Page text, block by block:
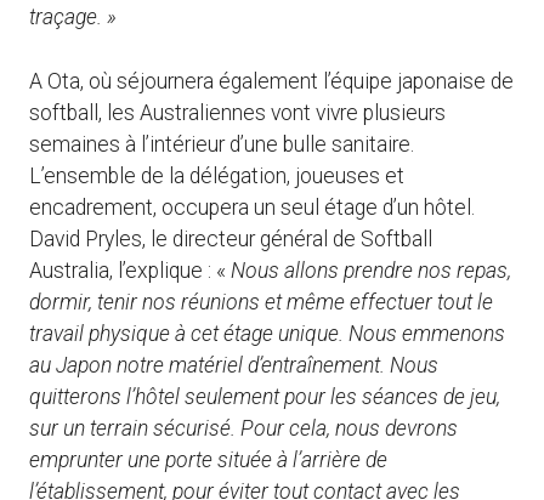
traçage. »
A Ota, où séjournera également l’équipe japonaise de
softball, les Australiennes vont vivre plusieurs
semaines à l’intérieur d’une bulle sanitaire.
L’ensemble de la délégation, joueuses et
encadrement, occupera un seul étage d’un hôtel.
David Pryles, le directeur général de Softball
Australia, l’explique : « Nous allons prendre nos repas,
dormir, tenir nos réunions et même effectuer tout le
travail physique à cet étage unique. Nous emmenons
au Japon notre matériel d’entraînement. Nous
quitterons l’hôtel seulement pour les séances de jeu,
sur un terrain sécurisé. Pour cela, nous devrons
emprunter une porte située à l’arrière de
l’établissement, pour éviter tout contact avec les